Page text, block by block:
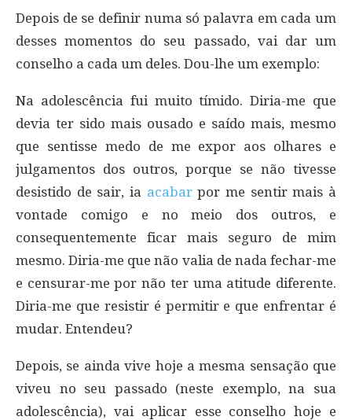
Depois de se definir numa só palavra em cada um
desses momentos do seu passado, vai dar um
conselho a cada um deles. Dou-lhe um exemplo:
Na adolescência fui muito tímido. Diria-me que
devia ter sido mais ousado e saído mais, mesmo
que sentisse medo de me expor aos olhares e
julgamentos dos outros, porque se não tivesse
desistido de sair, ia acabarpor me sentir mais à
vontade comigo e no meio dos outros, e
consequentemente ficar mais seguro de mim
mesmo. Diria-me que não valia de nada fechar-me
e censurar-me por não ter uma atitude diferente.
Diria-me que resistir é permitir e que enfrentar é
mudar. Entendeu?
Depois, se ainda vive hoje a mesma sensação que
viveu no seu passado (neste exemplo, na sua
adolescência), vai aplicar esse conselho hoje e